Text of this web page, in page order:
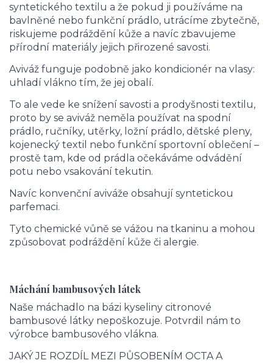
syntetického textilu a že pokud ji používáme na
bavlněné nebo funkční prádlo, utrácíme zbytečně,
riskujeme podráždění kůže a navíc zbavujeme
přírodní materiály jejich přirozené savosti.
Aviváž funguje podobně jako kondicionér na vlasy:
uhladí vlákno tím, že jej obalí.
To ale vede ke snížení savosti a prodyšnosti textilu,
proto by se aviváž neměla používat na spodní
prádlo, ručníky, utěrky, ložní prádlo, dětské pleny,
kojenecký textil nebo funkční sportovní oblečení –
prostě tam, kde od prádla očekáváme odvádění
potu nebo vsakování tekutin.
Navíc konvenční aviváže obsahují syntetickou
parfemaci.
Tyto chemické vůně se vážou na tkaninu a mohou
způsobovat podráždění kůže či alergie.
Máchání bambusových látek
Naše máchadlo na bázi kyseliny citronové
bambusové látky nepoškozuje. Potvrdil nám to
výrobce bambusového vlákna.
JAKÝ JE ROZDÍL MEZI PŮSOBENÍM OCTA A